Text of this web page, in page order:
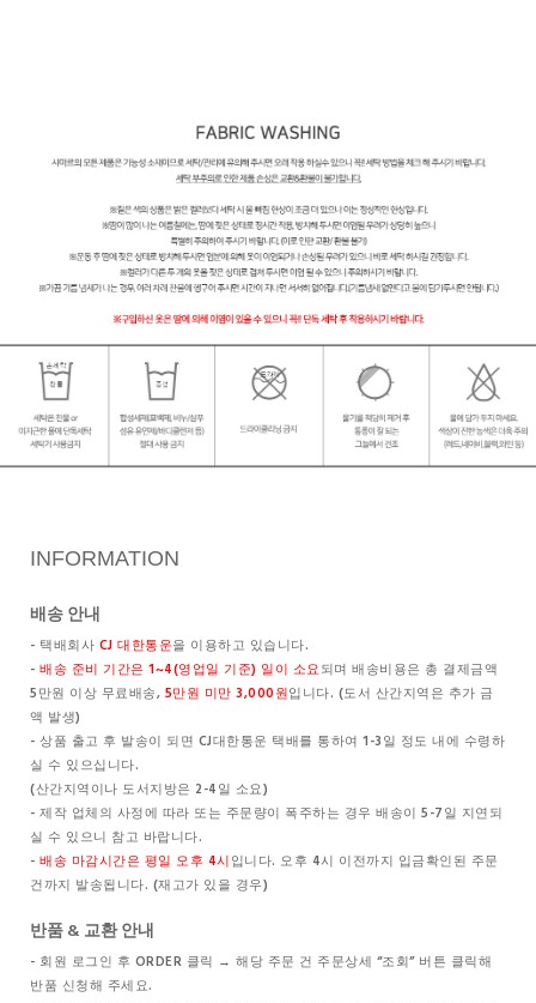
INFORMATION
배송 안내
- 택배회사 CJ 대한통운을 이용하고 있습니다.
- 배송 준비 기간은 1~4(영업일 기준) 일이 소요 되며 배송비용은 총 결제금액
5만원 이상 무료배송, 5만원 미만 3,000원입니다. (도서 산간지역은 추가 금
액 발생)
- 상품 출고 후 발송이 되면 CJ대한통운 택배를 통하여 1-3일 정도 내에 수령하
실 수 있으십니다.
(산간지역이나 도서지방은 2-4일 소요)
- 제작 업체의 사정에 따라 또는 주문량이 폭주하는 경우 배송이 5-7일 지연되
실 수 있으니 참고 바랍니다.
- 배송 마감시간은 평일 오후 4시 입니다. 오후 4시 이전까지 입금확인된 주문
건까지 발송됩니다. (재고가 있을 경우)
반품 & 교환 안내
- 회원 로그인 후 ORDER 클릭 → 해당 주문 건 주문상세 “조회” 버튼 클릭해
반품 신청해 주세요.